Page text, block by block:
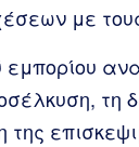
με
εμπορίου
της